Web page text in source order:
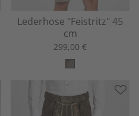
Lederhose "Feistritz" 45
cm
299,00 €